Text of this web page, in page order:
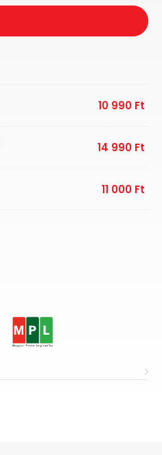
10 990 Ft
14 990 Ft
11 000 Ft